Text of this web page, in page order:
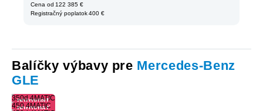
Cena od 122 385 €
Registračný poplatok 400 €
Balíčky výbavy pre Mercedes-Benz
GLE
porovnať
výbavu
350d 4MATIC
porovnať
450 4MATIC